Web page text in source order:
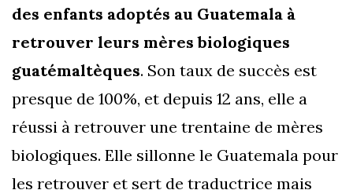
des enfants adoptés au Guatemala à
retrouver leurs mères biologiques
guatémaltèques. Son taux de succès est
presque de 100%, et depuis 12 ans, elle a
réussi à retrouver une trentaine de mères
biologiques. Elle sillonne le Guatemala pour
les retrouver et sert de traductrice mais